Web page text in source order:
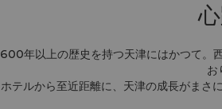
600年以上の歴史を持つ天津にはかつて。
お
ホテルから至近距離に、天津の成長がまさ